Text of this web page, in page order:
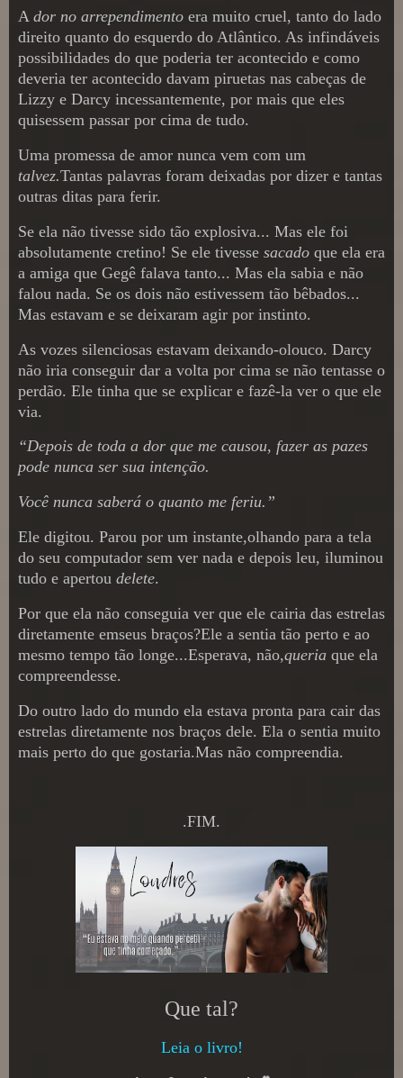
A dor no arrependimento era muito cruel, tanto do lado
direito quanto do esquerdo do Atlântico. As infindáveis
possibilidades do que poderia ter acontecido e como
deveria ter acontecido davam piruetas nas cabeças de
Lizzy e Darcy incessantemente, por mais que eles
quisessem passar por cima de tudo.
Uma promessa de amor nunca vem com um
talvez.Tantas palavras foram deixadas por dizer e tantas
outras ditas para ferir.
Se ela não tivesse sido tão explosiva... Mas ele foi
absolutamente cretino! Se ele tivesse sacado que ela era
a amiga que Gegê falava tanto... Mas ela sabia e não
falou nada. Se os dois não estivessem tão bêbados...
Mas estavam e se deixaram agir por instinto.
As vozes silenciosas estavam deixando-olouco. Darcy
não iria conseguir dar a volta por cima se não tentasse o
perdão. Ele tinha que se explicar e fazê-la ver o que ele
via.
“Depois de toda a dor que me causou, fazer as pazes
pode nunca ser sua intenção.
Você nunca saberá o quanto me feriu.”
Ele digitou. Parou por um instante,olhando para a tela
do seu computador sem ver nada e depois leu, iluminou
tudo e apertou delete.
Por que ela não conseguia ver que ele cairia das estrelas
diretamente emseus braços?Ele a sentia tão perto e ao
mesmo tempo tão longe...Esperava, não,queria que ela
compreendesse.
Do outro lado do mundo ela estava pronta para cair das
estrelas diretamente nos braços dele. Ela o sentia muito
mais perto do que gostaria.Mas não compreendia.
.FIM.
Que tal?
Leia o livro!